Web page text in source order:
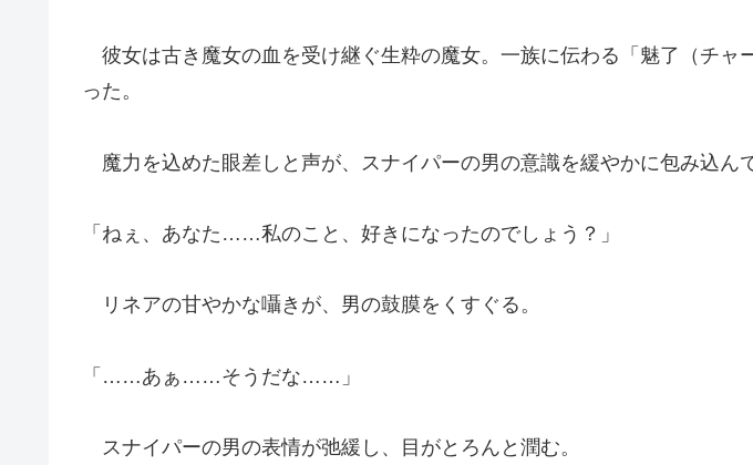
彼女は古き魔女の血を受け継ぐ生粋の魔女。一族に伝わる「魅了（チャ
った。
魔力を込めた眼差しと声が、スナイパーの男の意識を緩やかに包み込ん
「ねぇ、あなた……私のこと、好きになったのでしょう？」
リネアの甘やかな囁きが、男の鼓膜をくすぐる。
「……あぁ……そうだな……」
スナイパーの男の表情が弛緩し、目がとろんと潤む。